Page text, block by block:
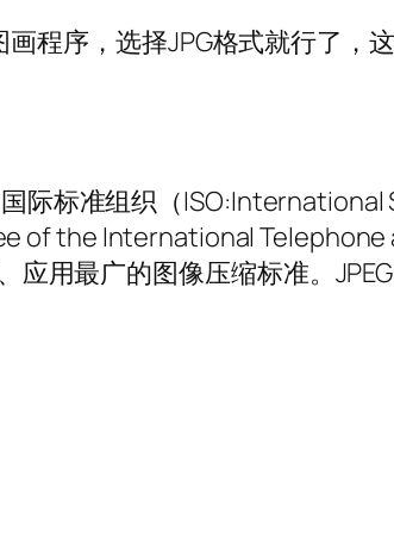
程序，选择JPG格式就行了，
际标准组织（
of the International
用最广的图像压缩标准。